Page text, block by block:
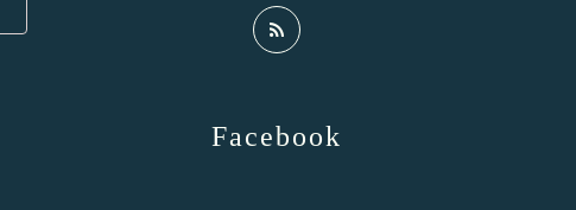
Facebook